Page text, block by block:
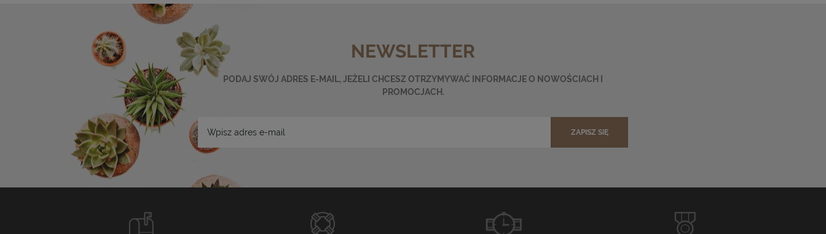
NEWSLETTER
PODAJ SWÓJ ADRES E-MAIL, JEŻELI CHCESZ OTRZYMYWAĆ INFORMACJE O NOWOŚCIACH I
PROMOCJACH.
ZAPISZ SIĘ